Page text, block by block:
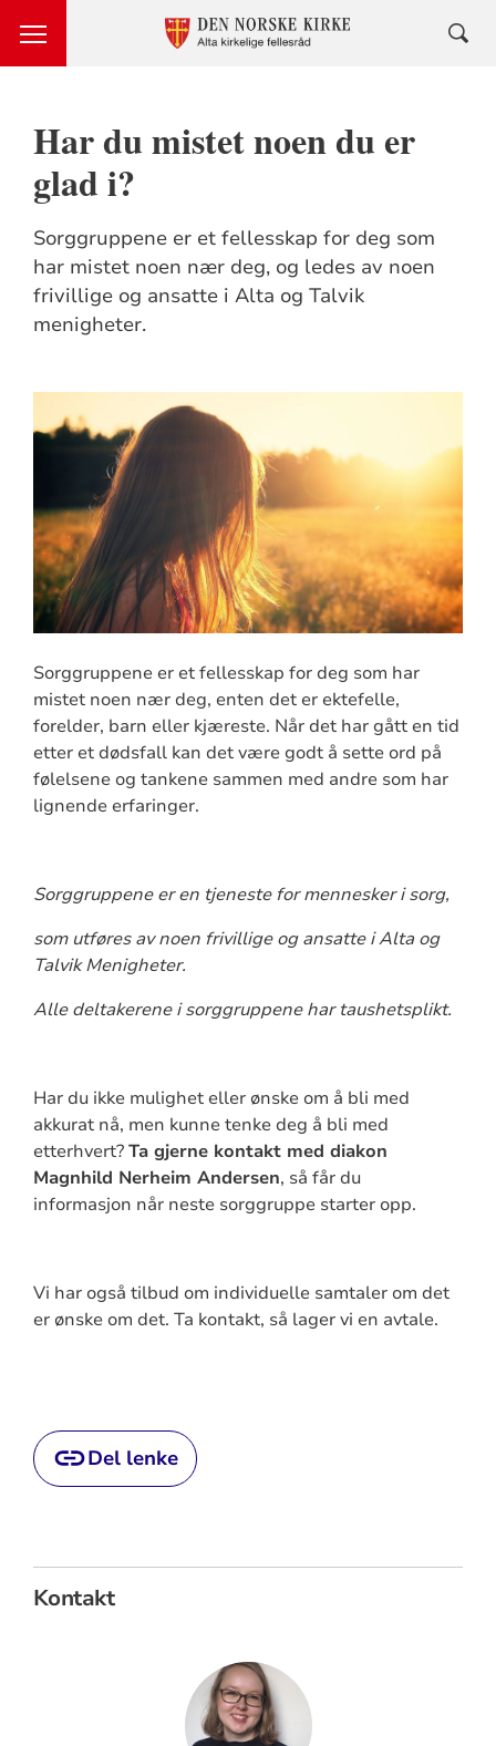
Har du mistet noen du er
glad i?
Sorggruppene er et fellesskap for deg som
har mistet noen nær deg, og ledes av noen
frivillige og ansatte i Alta og Talvik
menigheter.
Sorggruppene er et fellesskap for deg som har
mistet noen nær deg, enten det er ektefelle,
forelder, barn eller kjæreste. Når det har gått en tid
etter et dødsfall kan det være godt å sette ord på
følelsene og tankene sammen med andre som har
lignende erfaringer.
Sorggruppene er en tjeneste for mennesker i sorg,
som utføres av noen frivillige og ansatte i Alta og
Talvik Menigheter.
Alle deltakerene i sorggruppene har taushetsplikt.
Har du ikke mulighet eller ønske om å bli med
akkurat nå, men kunne tenke deg å bli med
etterhvert?Ta gjerne kontakt med diakon
Magnhild Nerheim Andersen, så får du
informasjon når neste sorggruppe starter opp.
Vi har også tilbud om individuelle samtaler om det
er ønske om det. Ta kontakt, så lager vi en avtale.
Del lenke
Kontakt